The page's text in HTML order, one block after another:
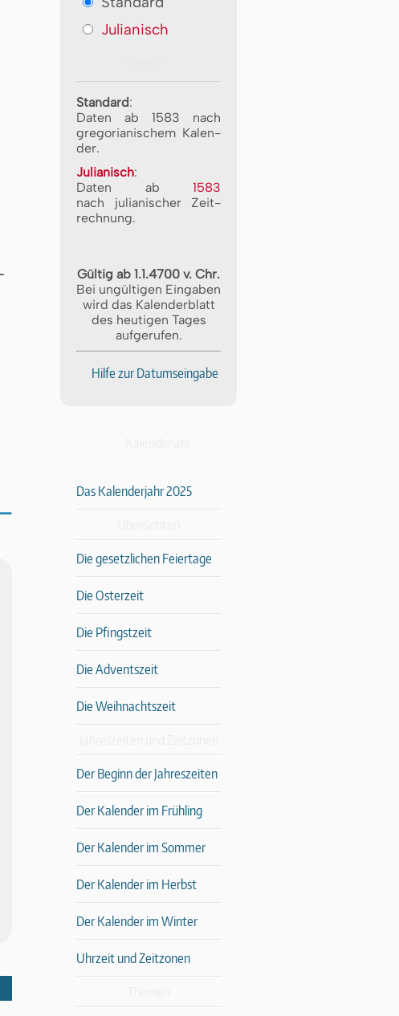
Julianisch
Standard:
Daten ab 1583 nach
gre­go­ri­a­ni­schem Ka­len­
der.
Julianisch:
Daten ab 1583
nach ju­li­a­ni­scher Zeit­
rech­nung.
Gültig ab 1.1.4700 v. Chr.
Bei ungültigen Eingaben
wird das Kalenderblatt
des heutigen Tages
aufgerufen.
Hilfe zur Datumseingabe
Das Kalenderjahr 2025
Die gesetzlichen Feiertage
Die Osterzeit
Die Pfingstzeit
Die Adventszeit
Die Weihnachtszeit
Der Beginn der Jahreszeiten
Der Kalender im Frühling
Der Kalender im Sommer
Der Kalender im Herbst
Der Kalender im Winter
Uhrzeit und Zeitzonen